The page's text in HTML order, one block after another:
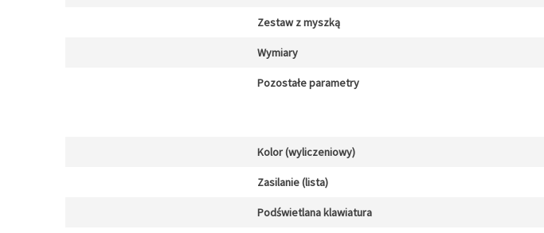
Zestaw z myszką
Wymiary
Pozostałe parametry
Kolor (wyliczeniowy)
Zasilanie (lista)
Podświetlana klawiatura